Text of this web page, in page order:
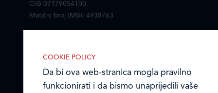
OIB 07179054100
Matični broj (MB): 4938763
Ledo u inozemstvu
COOKIE POLICY
Da bi ova web-stranica mogla pravilno
funkcionirati i da bismo unaprijedili vaše